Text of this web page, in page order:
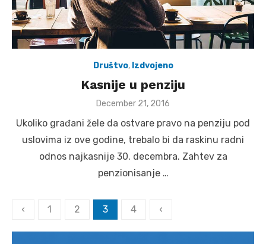
Društvo, Izdvojeno
Kasnije u penziju
Posted
December 21, 2016
Ukoliko građani žele da ostvare pravo na penziju pod
uslovima iz ove godine, trebalo bi da raskinu radni
odnos najkasnije 30. decembra. Zahtev za
penzionisanje …
Posts
‹ 1 2 3 4 ‹